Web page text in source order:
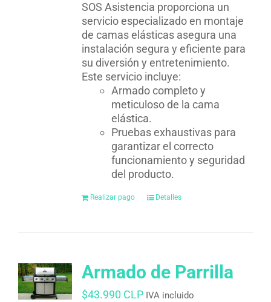
SOS Asistencia proporciona un
servicio especializado en montaje
de camas elásticas asegura una
instalación segura y eficiente para
su diversión y entretenimiento.
Este servicio incluye:
Armado completo y
meticuloso de la cama
elástica.
Pruebas exhaustivas para
garantizar el correcto
funcionamiento y seguridad
del producto.
Realizar pago Detalles
Armado de Parrilla
$43.990 CLP IVA incluido